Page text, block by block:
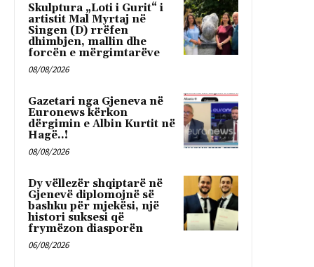
Skulptura „Loti i Gurit“ i
artistit Mal Myrtaj në
Singen (D) rrëfen
dhimbjen, mallin dhe
forcën e mërgimtarëve
08/08/2026
Gazetari nga Gjeneva në
Euronews kërkon
dërgimin e Albin Kurtit në
Hagë..!
08/08/2026
Dy vëllezër shqiptarë në
Gjenevë diplomojnë së
bashku për mjekësi, një
histori suksesi që
frymëzon diasporën
06/08/2026